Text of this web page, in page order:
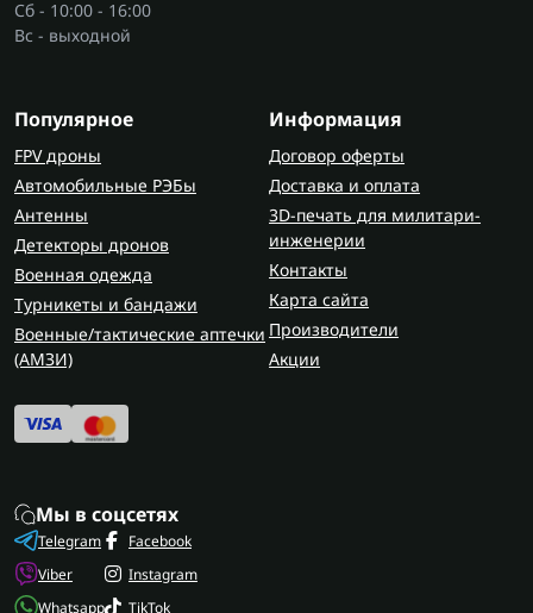
Сб - 10:00 - 16:00
Вс - выходной
Популярное
FPV дроны
Автомобильные РЭБы
Антенны
Детекторы дронов
Военная одежда
Турникеты и бандажи
Военные/тактические аптечки
(AMЗИ)
Информация
Договор оферты
Доставка и оплата
3D-печать для милитари-
инженерии
Контакты
Карта сайта
Производители
Акции
Мы в соцсетях
Telegram
Viber
Whatsapp
Facebook
Instagram
TikTok